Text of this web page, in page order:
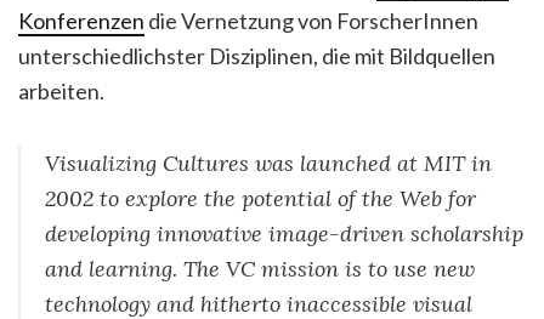
Konferenzen die Vernetzung von ForscherInnen
unterschiedlichster Disziplinen, die mit Bildquellen
arbeiten.
Visualizing Cultures was launched at MIT in
2002 to explore the potential of the Web for
developing innovative image-driven scholarship
and learning. The VC mission is to use new
technology and hitherto inaccessible visual